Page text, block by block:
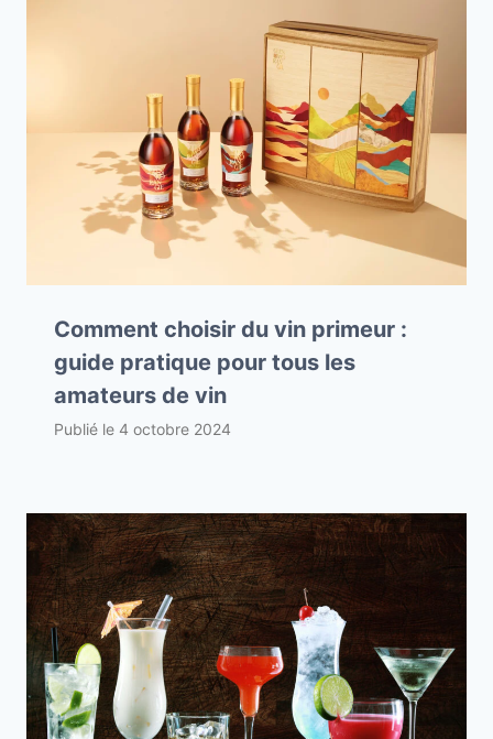
Comment choisir du vin primeur :
guide pratique pour tous les
amateurs de vin
Publié le 4 octobre 2024